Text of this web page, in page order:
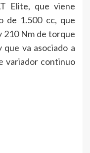
Elite, que viene
de 1.500 cc, que
210 Nm de torque
va asociado a
variador continuo